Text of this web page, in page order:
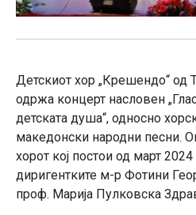
Детскиот хор „Крешендо“ од
одржа концерт насловен
детската душа“, односно
македонски народни песни.
хорот кој постои од март
диригентките м-р Фотини
проф. Марија Пулковска